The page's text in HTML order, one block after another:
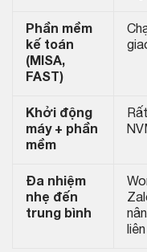
Phần mềm
kế toán
(MISA,
FAST)
Khởi động
máy + phần
mềm
Đa nhiệm
nhẹ đến
trung bình